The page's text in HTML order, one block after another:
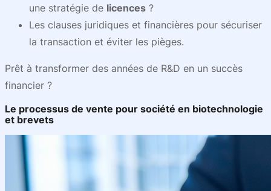
une stratégie de licences ?
Les clauses juridiques et financières pour sécuriser
la transaction et éviter les pièges.
Prêt à transformer des années de R&D en un succès
financier ?
Le processus de vente pour société en biotechnologie
et brevets